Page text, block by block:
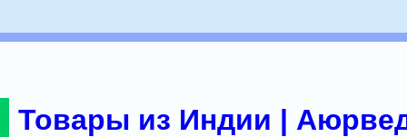
Товары из Индии |